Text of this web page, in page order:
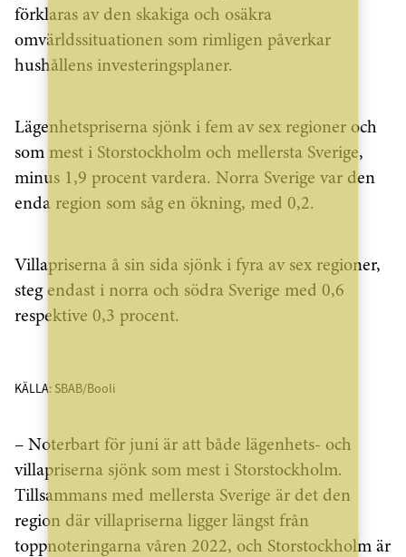
förklaras av den skakiga och osäkra
omvärldssituationen som rimligen påverkar
hushållens investeringsplaner.
Lägenhetspriserna sjönk i fem av sex regioner och
som mest i Storstockholm och mellersta Sverige,
minus 1,9 procent vardera. Norra Sverige var den
enda region som såg en ökning, med 0,2.
Villapriserna å sin sida sjönk i fyra av sex regioner,
steg endast i norra och södra Sverige med 0,6
respektive 0,3 procent.
KÄLLA: SBAB/Booli
– Noterbart för juni är att både lägenhets- och
villapriserna sjönk som mest i Storstockholm.
Tillsammans med mellersta Sverige är det den
region där villapriserna ligger längst från
toppnoteringarna våren 2022, och Storstockholm är